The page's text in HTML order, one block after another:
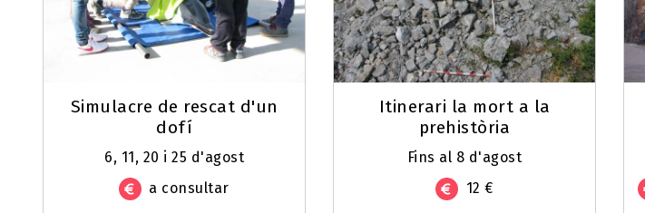
Simulacre de rescat d'un
dofí
6, 11, 20 i 25 d'agost
a consultar
Itinerari la mort a la
prehistòria
Fins al 8 d'agost
12 €